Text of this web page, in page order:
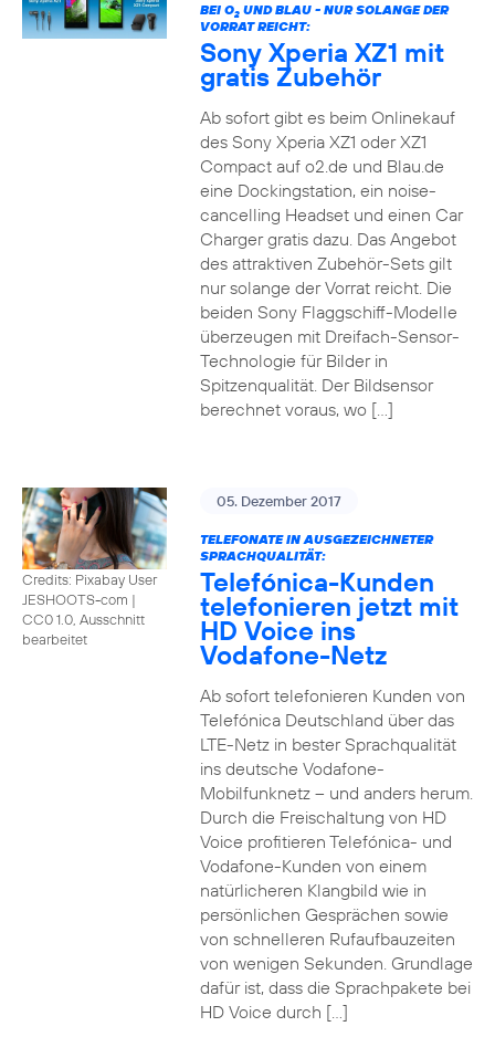
BEI O2UND BLAU - NUR SOLANGE DER
VORRAT REICHT:
Sony Xperia XZ1 mit
gratis Zubehör
Ab sofort gibt es beim Onlinekauf
des Sony Xperia XZ1 oder XZ1
Compact auf o2.de und Blau.de
eine Dockingstation, ein noise-
cancelling Headset und einen Car
Charger gratis dazu. Das Angebot
des attraktiven Zubehör-Sets gilt
nur solange der Vorrat reicht. Die
beiden Sony Flaggschiff-Modelle
überzeugen mit Dreifach-Sensor-
Technologie für Bilder in
Spitzenqualität. Der Bildsensor
berechnet voraus, wo […]
Credits: Pixabay User
JESHOOTS-com |
CC0 1.0, Ausschnitt
bearbeitet
05. Dezember 2017
TELEFONATE IN AUSGEZEICHNETER
SPRACHQUALITÄT:
Telefónica-Kunden
telefonieren jetzt mit
HD Voice ins
Vodafone-Netz
Ab sofort telefonieren Kunden von
Telefónica Deutschland über das
LTE-Netz in bester Sprachqualität
ins deutsche Vodafone-
Mobilfunknetz – und anders herum.
Durch die Freischaltung von HD
Voice profitieren Telefónica- und
Vodafone-Kunden von einem
natürlicheren Klangbild wie in
persönlichen Gesprächen sowie
von schnelleren Rufaufbauzeiten
von wenigen Sekunden. Grundlage
dafür ist, dass die Sprachpakete bei
HD Voice durch […]